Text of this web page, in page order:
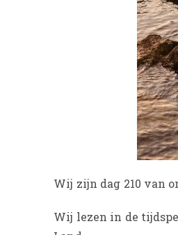
Wij zijn dag 210 van
Wij lezen in de